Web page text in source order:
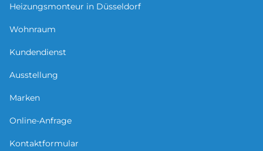
Heizungsmonteur in Düsseldorf
Wohnraum
Kundendienst
Ausstellung
Marken
Online-Anfrage
Kontaktformular